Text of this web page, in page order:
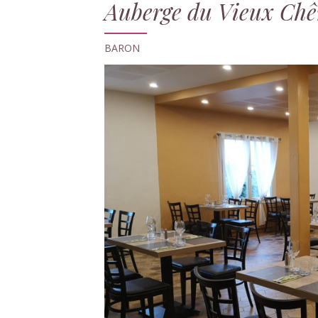
Auberge du Vieux
BARON